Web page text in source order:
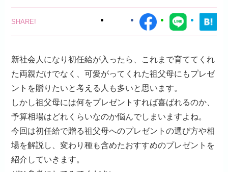
新社会人になり初任給が入ったら、これまで育ててくれ
た両親だけでなく、可愛がってくれた祖父母にもプレゼ
ントを贈りたいと考える人も多いと思います。
しかし祖父母には何をプレゼントすれば喜ばれるのか、
予算相場はどれくらいなのか悩んでしまいますよね。
今回は初任給で贈る祖父母へのプレゼントの選び方や相
場を解説し、変わり種も含めたおすすめのプレゼントを
紹介していきます。